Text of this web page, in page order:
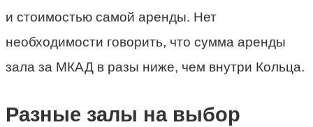
и стоимостью самой аренды. Нет
необходимости говорить, что сумма аренды
зала за МКАД в разы ниже, чем внутри Кольца.
Разные залы на выбор